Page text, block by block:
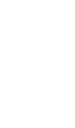
käytät
näitä
tai joita on